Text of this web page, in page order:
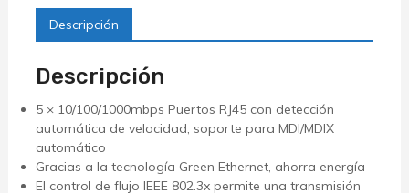
Descripción
Descripción
5 × 10/100/1000mbps Puertos RJ45 con detección
automática de velocidad, soporte para MDI/MDIX
automático
Gracias a la tecnología Green Ethernet, ahorra energía
El control de flujo IEEE 802.3x permite una transmisión